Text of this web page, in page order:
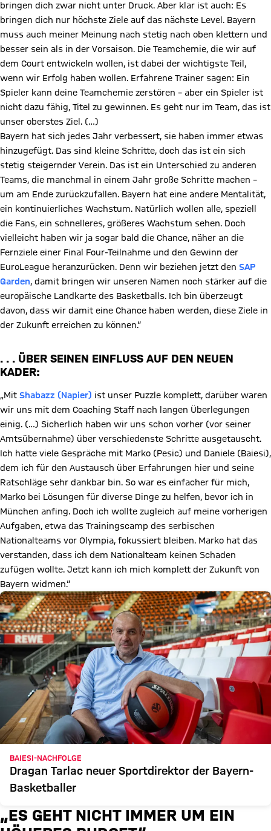
bringen dich zwar nicht unter Druck. Aber klar ist auch: Es
bringen dich nur höchste Ziele auf das nächste Level. Bayern
muss auch meiner Meinung nach stetig nach oben klettern und
besser sein als in der Vorsaison. Die Teamchemie, die wir auf
dem Court entwickeln wollen, ist dabei der wichtigste Teil,
wenn wir Erfolg haben wollen. Erfahrene Trainer sagen: Ein
Spieler kann deine Teamchemie zerstören – aber ein Spieler ist
nicht dazu fähig, Titel zu gewinnen. Es geht nur im Team, das ist
unser oberstes Ziel. (…)
Bayern hat sich jedes Jahr verbessert, sie haben immer etwas
hinzugefügt. Das sind kleine Schritte, doch das ist ein sich
stetig steigernder Verein. Das ist ein Unterschied zu anderen
Teams, die manchmal in einem Jahr große Schritte machen –
um am Ende zurückzufallen. Bayern hat eine andere Mentalität,
ein kontinuierliches Wachstum. Natürlich wollen alle, speziell
die Fans, ein schnelleres, größeres Wachstum sehen. Doch
vielleicht haben wir ja sogar bald die Chance, näher an die
Fernziele einer Final Four-Teilnahme und den Gewinn der
EuroLeague heranzurücken. Denn wir beziehen jetzt den SAP
Garden, damit bringen wir unseren Namen noch stärker auf die
europäische Landkarte des Basketballs. Ich bin überzeugt
davon, dass wir damit eine Chance haben werden, diese Ziele in
der Zukunft erreichen zu können.“
. . . ÜBER SEINEN EINFLUSS AUF DEN NEUEN
KADER:
„Mit Shabazz (Napier) ist unser Puzzle komplett, darüber waren
wir uns mit dem Coaching Staff nach langen Überlegungen
einig. (…) Sicherlich haben wir uns schon vorher (vor seiner
Amtsübernahme) über verschiedenste Schritte ausgetauscht.
Ich hatte viele Gespräche mit Marko (Pesic) und Daniele (Baiesi),
dem ich für den Austausch über Erfahrungen hier und seine
Ratschläge sehr dankbar bin. So war es einfacher für mich,
Marko bei Lösungen für diverse Dinge zu helfen, bevor ich in
München anfing. Doch ich wollte zugleich auf meine vorherigen
Aufgaben, etwa das Trainingscamp des serbischen
Nationalteams vor Olympia, fokussiert bleiben. Marko hat das
verstanden, dass ich dem Nationalteam keinen Schaden
zufügen wollte. Jetzt kann ich mich komplett der Zukunft von
Bayern widmen.“
BAIESI-NACHFOLGE
Dragan Tarlac neuer Sportdirektor der Bayern-
Basketballer
„ES GEHT NICHT IMMER UM EIN